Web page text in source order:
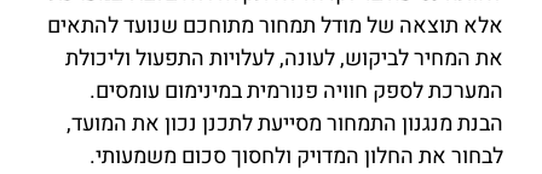
אלא תוצאה של מודל תמחור מתוחכם שנועד להתאים
את המחיר לביקוש, לעונה, לעלויות התפעול וליכולת
המערכת לספק חוויה פנורמית במינימום עומסים.
הבנת מנגנון התמחור מסייעת לתכנן נכון את המועד,
לבחור את החלון המדויק ולחסוך סכום משמעותי.